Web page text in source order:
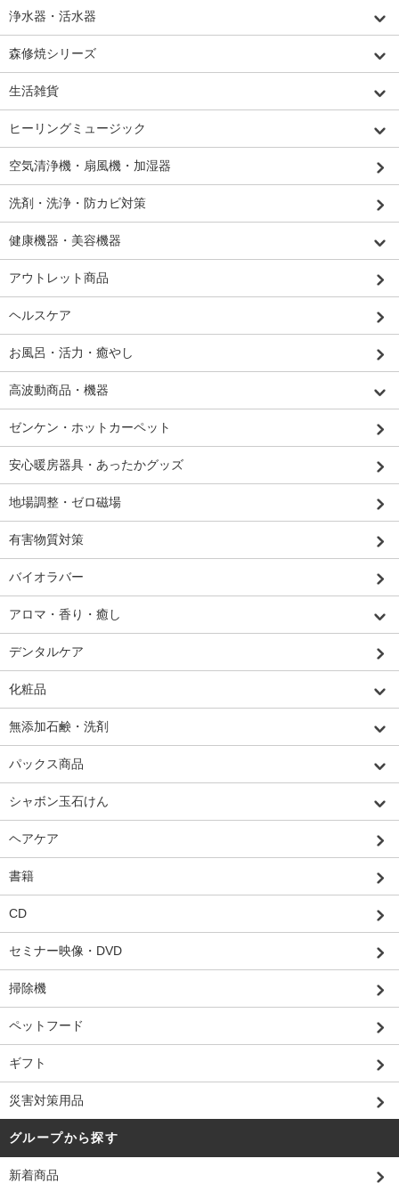
浄水器・活水器
森修焼シリーズ
生活雑貨
ヒーリングミュージック
空気清浄機・扇風機・加湿器
洗剤・洗浄・防カビ対策
健康機器・美容機器
アウトレット商品
ヘルスケア
お風呂・活力・癒やし
高波動商品・機器
ゼンケン・ホットカーペット
安心暖房器具・あったかグッズ
地場調整・ゼロ磁場
有害物質対策
バイオラバー
アロマ・香り・癒し
デンタルケア
化粧品
無添加石鹸・洗剤
パックス商品
シャボン玉石けん
ヘアケア
書籍
CD
セミナー映像・DVD
掃除機
ペットフード
ギフト
災害対策用品
グループから探す
新着商品